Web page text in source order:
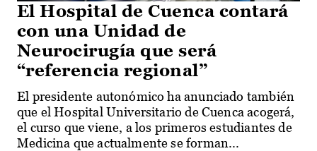
El Hospital de Cuenca contará
con una Unidad de
Neurocirugía que será
“referencia regional”
El presidente autonómico ha anunciado también
que el Hospital Universitario de Cuenca acogerá,
el curso que viene, a los primeros estudiantes de
Medicina que actualmente se forman...